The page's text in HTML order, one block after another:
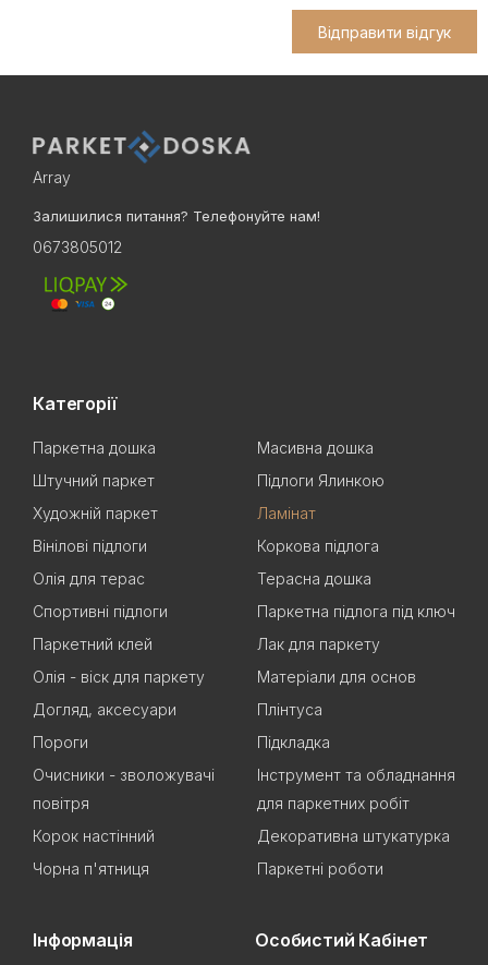
Відправити відгук
Array
Залишилися питання? Телефонуйте нам!
0673805012
Категорії
Паркетна дошка
Масивна дошка
Штучний паркет
Підлоги Ялинкою
Художній паркет
Ламінат
Вінілові підлоги
Коркова підлога
Олія для терас
Терасна дошка
Спортивні підлоги
Паркетна підлога під ключ
Паркетний клей
Лак для паркету
Олія - віск для паркету
Матеріали для основ
Догляд, аксесуари
Плінтуса
Пороги
Підкладка
Очисники - зволожувачі
повітря
Інструмент та обладнання
для паркетних робіт
Корок настінний
Декоративна штукатурка
Чорна п'ятниця
Паркетні роботи
Інформація Особистий Кабінет